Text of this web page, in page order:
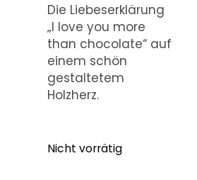
Die Liebeserklärung
„I love you more
than chocolate“ auf
einem schön
gestaltetem
Holzherz.
Nicht vorrätig